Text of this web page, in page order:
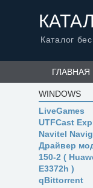
Каталог
ГЛАВНАЯ
WINDOWS
LiveGames
UTFCast
Navitel
Драйвер
150-2 (
E3372h )
qBittorrent